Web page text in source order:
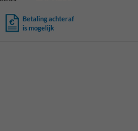
Betaling achteraf
is mogelijk